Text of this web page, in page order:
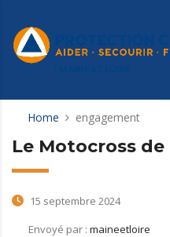
Home engagement
Le Motocross
15 septembre 2024
Envoyé par : maineetloire